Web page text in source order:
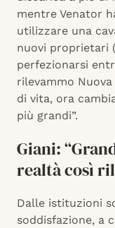
mentre Venator
utilizzare una
nuovi proprietari
perfezionarsi
rilevammo
di vita, ora
più grandi”.
Giani:
realtà così
Dalle istituzioni
soddisfazione, a